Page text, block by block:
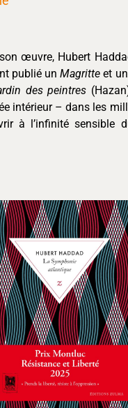
œuvre, Hubert
publié unMagritte et
des peintres
intérieur – dans les
à l’infinité sensible